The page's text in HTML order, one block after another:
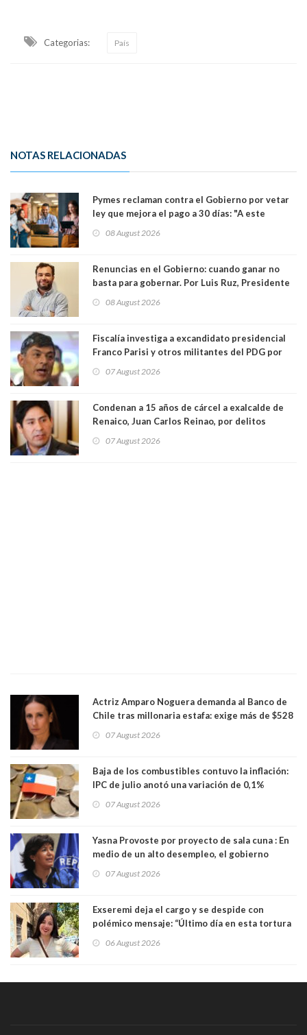
Categorias: País
NOTAS RELACIONADAS
Pymes reclaman contra el Gobierno por vetar
ley que mejora el pago a 30 días: "A este
medianas empresas"
08 August 2026
Renuncias en el Gobierno: cuando ganar no
basta para gobernar. Por Luis Ruz, Presidente
08 August 2026
Fiscalía investiga a excandidato presidencial
Franco Parisi y otros militantes del PDG por
07 August 2026
Condenan a 15 años de cárcel a exalcalde de
Renaico, Juan Carlos Reinao, por delitos
07 August 2026
Actriz Amparo Noguera demanda al Banco de
Chile tras millonaria estafa: exige más de $528
07 August 2026
Baja de los combustibles contuvo la inflación:
IPC de julio anotó una variación de 0,1%
07 August 2026
Yasna Provoste por proyecto de sala cuna : En
medio de un alto desempleo, el gobierno
07 August 2026
Exseremi deja el cargo y se despide con
polémico mensaje: “Último día en esta tortura
06 August 2026